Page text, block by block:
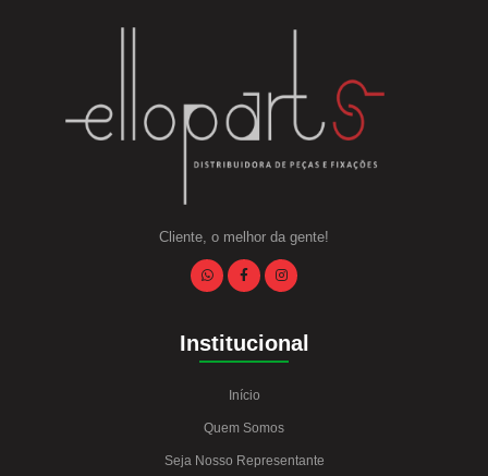
Cliente, o melhor da gente!
Institucional
Início
Quem Somos
Seja Nosso Representante